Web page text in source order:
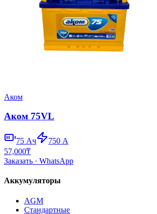
Аком
Аком 75VL
75 Ач 750 А
57,000₸
Заказать · WhatsApp
Аккумуляторы
AGM
Стандартные